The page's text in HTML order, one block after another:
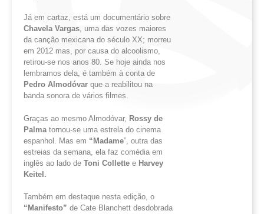
Já em cartaz, está um documentário sobre
ChavelaVargas, uma das vozes maiores
da canção mexicana do século XX; morreu
em 2012 mas, por causa do alcoolismo,
retirou-se nos anos 80. Se hoje ainda nos
lembramos dela, é também à conta de
Pedro Almodóvar que a reabilitou na
banda sonora de vários filmes.
Graças ao mesmo Almodóvar, Rossy de
Palma tornou-se uma estrela do cinema
espanhol. Mas em “Madame”, outra das
estreias da semana, ela faz comédia em
inglês ao lado de Toni Collette e Harvey
Keitel.
Também em destaque nesta edição, o
“Manifesto” de Cate Blanchett desdobrada